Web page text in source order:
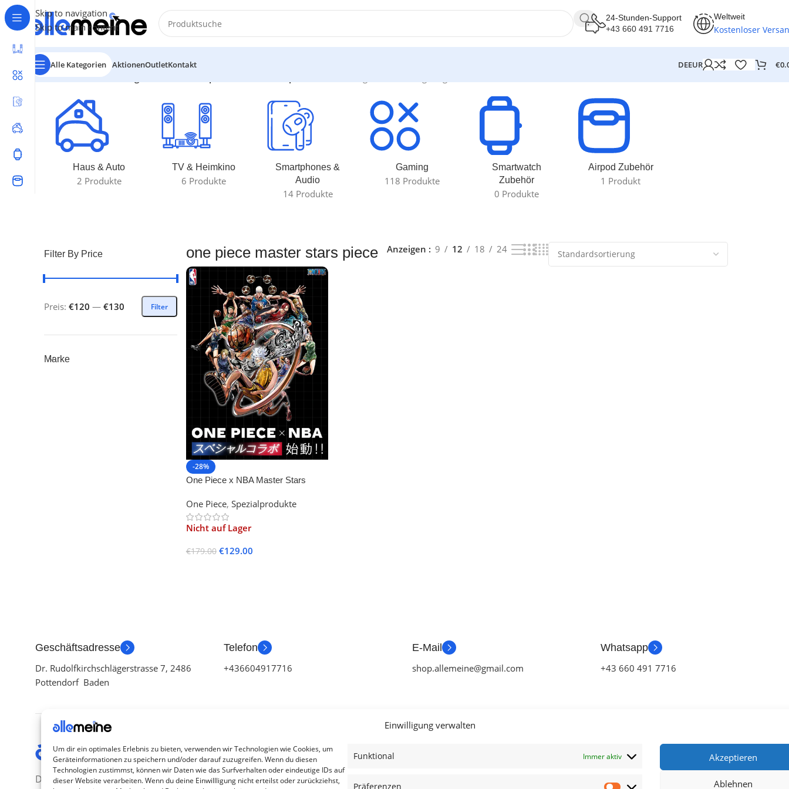
Einwilligung verwalten
Um dir ein optimales Erlebnis zu bieten, verwenden wir Technologien wie Cookies, um
Geräteinformationen zu speichern und/oder darauf zuzugreifen. Wenn du diesen
Technologien zustimmst, können wir Daten wie das Surfverhalten oder eindeutige IDs auf
dieser Website verarbeiten. Wenn du deine Einwillligung nicht erteilst oder zurückziehst,
Funktional Immer aktiv
Präferenzen
Akzeptieren
Ablehnen
Skip to navigation
Skip to main content
24-Stunden-Support
+43 660 491 7716
Weltweit
Kostenloser
Alle Kategorien AktionenOutletKontakt DEEUR €
Start/Produkte verschlagwortet mit „one piece master stars piece“
Haus & Auto
2 Produkte
TV & Heimkino
6 Produkte
Smartphones &
Audio
14 Produkte
Gaming
118 Produkte
Smartwatch
Zubehör
0 Produkte
Airpod Zubehör
1 Produkt
Filter By Price
Filter
Preis: €120 — €130
Marke
one piece master stars piece Anzeigen 9 12 18 24
-28%
One Piece x NBA Master Stars
One Piece, Spezialprodukte
Nicht auf Lager
€179.00 €129.00
Geschäftsadresse
Dr. Rudolfkirchschlägerstrasse 7, 2486
Pottendorf Baden
Telefon
+436604917716
E-Mail
shop.allemeine@gmail.com
Whatsapp
+43 660 491 7716
Die Produkte, die Sie wünschen, aber
Kategorien
TV Zubehör
Smartwatch Zubehör
Blog